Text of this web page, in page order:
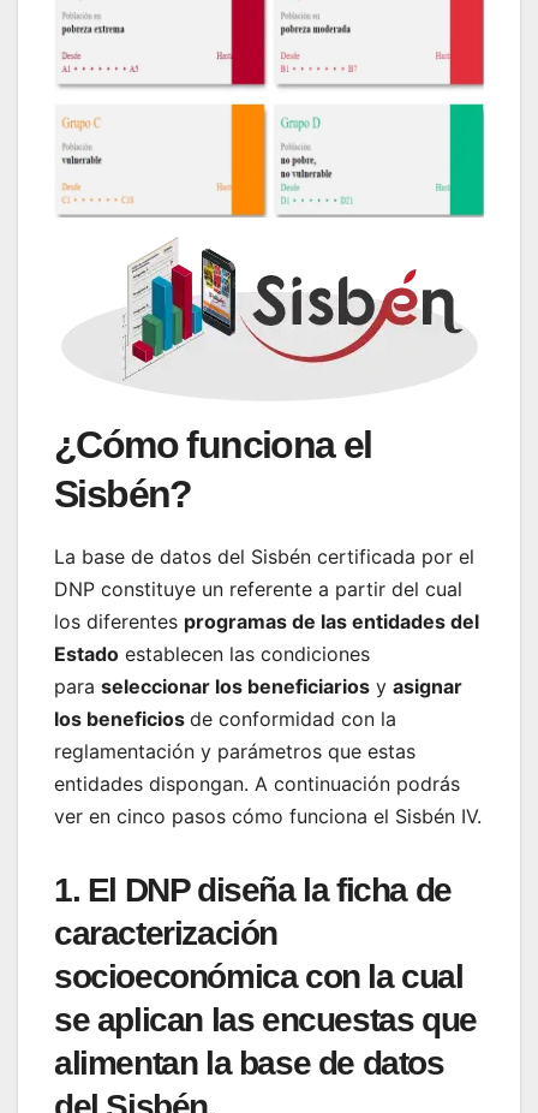
¿Cómo funciona el
Sisbén?
La base de datos del Sisbén certificada por el
DNP constituye un referente a partir del cual
los diferentes programas de las entidades del
Estado establecen las condiciones
para seleccionar los beneficiarios y asignar
los beneficios de conformidad con la
reglamentación y parámetros que estas
entidades dispongan. A continuación podrás
ver en cinco pasos cómo funciona el Sisbén IV.
1. El DNP diseña laficha de
caracterización
socioeconómicacon la cual
se aplican las encuestasque
alimentan la base de datos